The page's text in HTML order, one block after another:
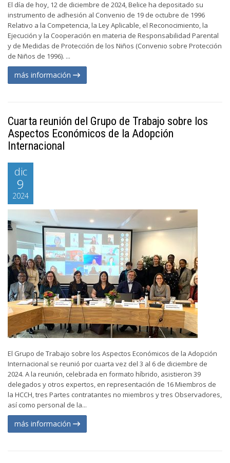
El día de hoy, 12 de diciembre de 2024, Belice ha depositado su
instrumento de adhesión al Convenio de 19 de octubre de 1996
Relativo a la Competencia, la Ley Aplicable, el Reconocimiento, la
Ejecución y la Cooperación en materia de Responsabilidad Parental
y de Medidas de Protección de los Niños (Convenio sobre Protección
de Niños de 1996). ...
más información
Cuarta reunión del Grupo de Trabajo sobre los
Aspectos Económicos de la Adopción
Internacional
dic
9
2024
El Grupo de Trabajo sobre los Aspectos Económicos de la Adopción
Internacional se reunió por cuarta vez del 3 al 6 de diciembre de
2024. A la reunión, celebrada en formato híbrido, asistieron 39
delegados y otros expertos, en representación de 16 Miembros de
la HCCH, tres Partes contratantes no miembros y tres Observadores,
así como personal de la...
más información